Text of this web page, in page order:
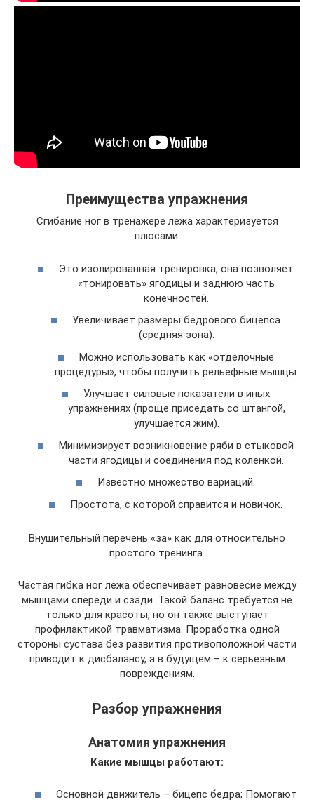
Преимущества упражнения
Сгибание ног в тренажере лежа характеризуется
плюсами:
Это изолированная тренировка, она позволяет
«тонировать» ягодицы и заднюю часть
конечностей.
Увеличивает размеры бедрового бицепса
(средняя зона).
Можно использовать как «отделочные
процедуры», чтобы получить рельефные мышцы.
Улучшает силовые показатели в иных
упражнениях (проще приседать со штангой,
улучшается жим).
Минимизирует возникновение ряби в стыковой
части ягодицы и соединения под коленкой.
Известно множество вариаций.
Простота, с которой справится и новичок.
Внушительный перечень «за» как для относительно
простого тренинга.
Частая гибка ног лежа обеспечивает равновесие между
мышцами спереди и сзади. Такой баланс требуется не
только для красоты, но он также выступает
профилактикой травматизма. Проработка одной
стороны сустава без развития противоположной части
приводит к дисбалансу, а в будущем – к серьезным
повреждениям.
Разбор упражнения
Анатомия упражнения
Какие мышцы работают:
Основной движитель – бицепс бедра; Помогают